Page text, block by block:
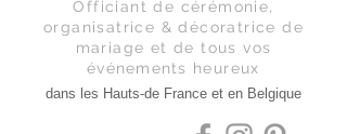
dans les Hauts-de France et en Belgique
Officiant de cérémonie,
organisatrice & décoratrice de
mariage et de tous vos
événements heureux